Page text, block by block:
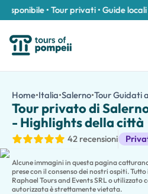
• Tour privati • Guide locali
/it/tour/tour-privato-di-salerno-
Esplora Salerno con un tour
Scopri la storia, la cultura e la
Accompagnato da una guida
Goditi una passeggiata lungo la
Le famiglie che viaggiano con
Home•Italia•Salerno•Tour Guidati
Tour privato di
- Highlights della città
42 recensioni
Tour Guidati
Alcune immagini in questa pagina
prese con il consenso dei nostri ospiti.
Raphael Tours and Events SRL o utilizzato
autorizzata è strettamente vietata.